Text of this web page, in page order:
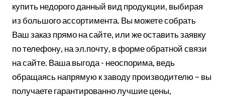
купить недорого данный вид продукции, выбирая
из большого ассортимента. Вы можете собрать
Ваш заказ прямо на сайте, или же оставить заявку
по телефону, на эл.почту, в форме обратной связи
на сайте. Ваша выгода - неоспорима, ведь
обращаясь напрямую к заводу производителю – вы
получаете гарантированно лучшие цены,